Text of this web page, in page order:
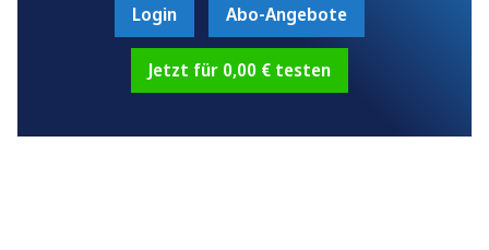
Login Abo-Angebote
Jetzt für 0,00 € testen